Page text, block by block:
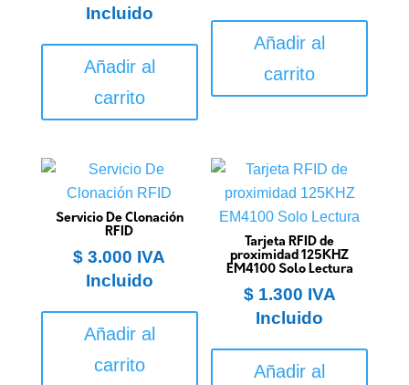
Incluido
Añadir al
carrito
Añadir al
carrito
Servicio De Clonación
RFID
$ 3.000 IVA
Incluido
Añadir al
carrito
Tarjeta RFID de
proximidad 125KHZ
EM4100 Solo Lectura
$1.300 IVA
Incluido
Añadir al